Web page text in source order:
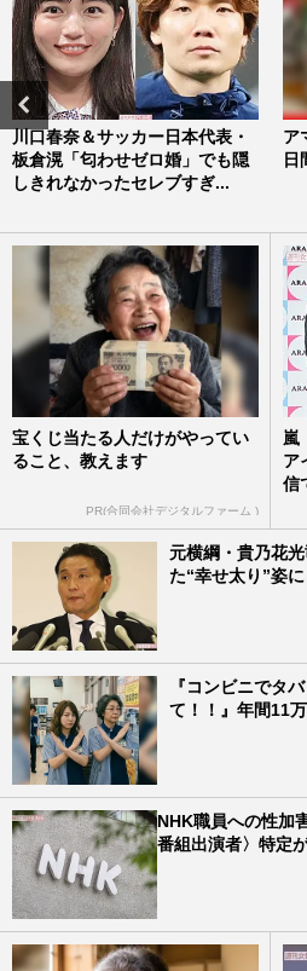
川口春奈＆サッカー日本代表・
板倉滉「匂わせゼロ婚」でも隠
しきれなかったセレブすぎ...
ア
日
宝くじ当たる人だけがやってい
ること、教えます
PR(合同会社デジタルファーム )
嵐
ア
信
元横綱・貴乃花
た“幸せ太り”姿
『コンビニでタ
て！！』年間11
NHK職員への性加
番組出演者〉特定